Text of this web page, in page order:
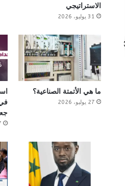
الاستراتيجي
31 يوليو، 2026
ما هي الأتمتة الصناعية؟
27 يوليو، 2026